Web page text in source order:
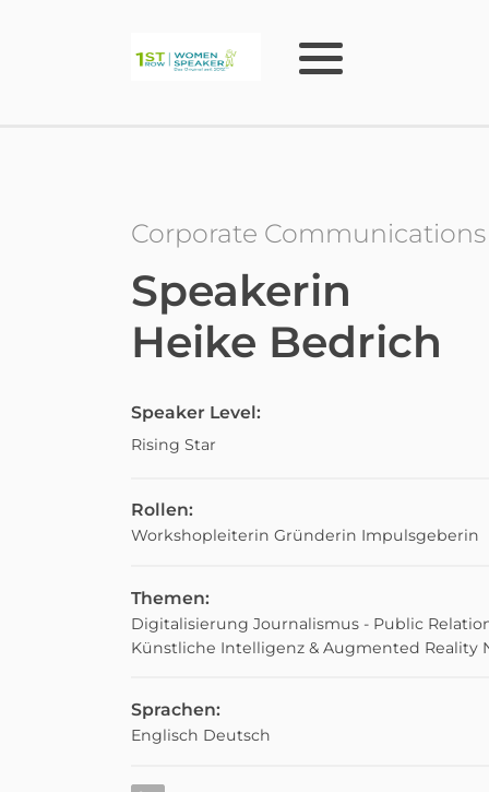
Corporate Communications
Speakerin
Heike Bedrich
Speaker Level:
Rising Star
Rollen:
Workshopleiterin Gründerin Impulsgeberin
Themen:
Digitalisierung Journalismus - Public
Künstliche Intelligenz & Augmented Reality
Sprachen:
Englisch Deutsch